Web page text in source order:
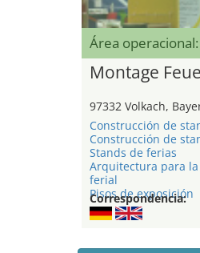
Área
Montage
97332 Volkach,
Construcción de
Construcción de
Stands de ferias
Arquitectura para
ferial
Pisos de exposición
Correspondencia: